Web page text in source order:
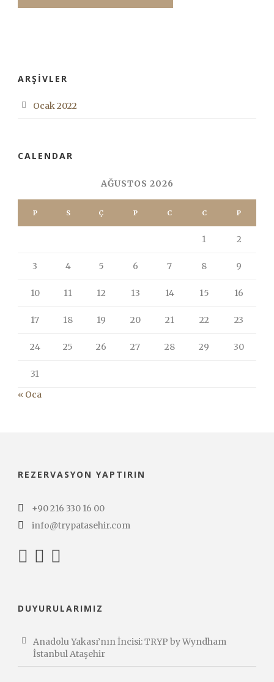
ARŞIVLER
Ocak 2022
CALENDAR
AĞUSTOS 2026
P S Ç P C C P
1 2
3 4 5 6 7 8 9
10 11 12 13 14 15 16
17 18 19 20 21 22 23
24 25 26 27 28 29 30
31
« Oca
REZERVASYON YAPTIRIN
+90 216 330 16 00
info@trypatasehir.com
DUYURULARIMIZ
Anadolu Yakası’nın İncisi: TRYP by Wyndham
İstanbul Ataşehir